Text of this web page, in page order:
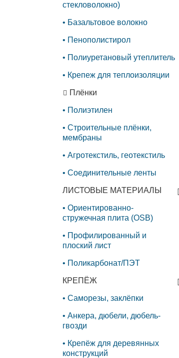
стекловолокно)
Базальтовое волокно
Пенополистирол
Полиуретановый утеплитель
Крепеж для теплоизоляции
Плёнки
Полиэтилен
Строительные плёнки,
мембраны
Агротекстиль, геотекстиль
Соединительные ленты
ЛИСТОВЫЕ МАТЕРИАЛЫ
Ориентированно-
стружечная плита (OSB)
Профилированный и
плоский лист
Поликарбонат/ПЭТ
КРЕПЁЖ
Саморезы, заклёпки
Анкера, дюбели, дюбель-
гвозди
Крепёж для деревянных
конструкций